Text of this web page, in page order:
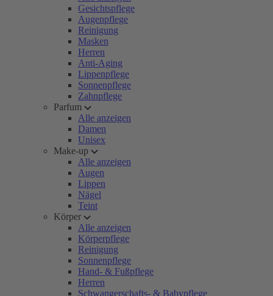
Gesichtspflege
Augenpflege
Reinigung
Masken
Herren
Anti-Aging
Lippenpflege
Sonnenpflege
Zahnpflege
Parfum
Alle anzeigen
Damen
Unisex
Make-up
Alle anzeigen
Augen
Lippen
Nägel
Teint
Körper
Alle anzeigen
Körperpflege
Reinigung
Sonnenpflege
Hand- & Fußpflege
Herren
Schwangerschafts- & Babypflege